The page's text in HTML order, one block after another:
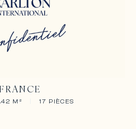
M² 17 PIÈCES